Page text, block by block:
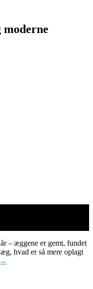
moderne
– æggene er gemt, fundet
hvad er så mere oplagt